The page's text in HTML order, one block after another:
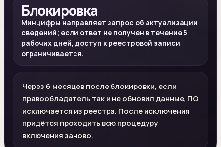
Блокировка
Минцифры направляет запрос об актуализации
сведений; если ответ не получен в течение 5
рабочих дней, доступ к реестровой записи
ограничивается.
Через 6 месяцев после блокировки, если
правообладатель так и не обновил данные, ПО
исключается из реестра. После исключения
придётся проходить всю процедуру
включения заново.